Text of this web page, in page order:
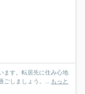
ます。転居先に住み心地
ごしましょう。...
もっと